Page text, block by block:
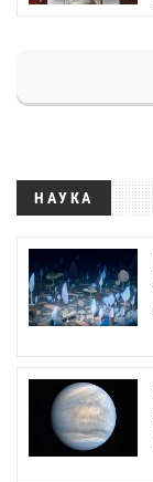
НАУКА